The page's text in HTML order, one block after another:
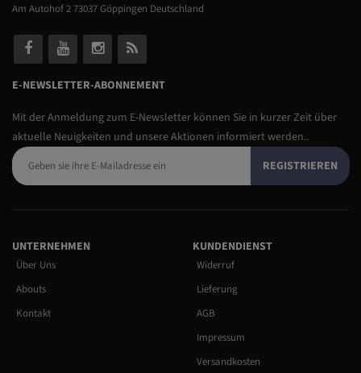
Am Autohof 2 73037 Göppingen Deutschland
E-NEWSLETTER-ABONNEMENT
Mit der Anmeldung zum E-Newsletter können Sie in kurzer Zeit über
aktuelle Neuigkeiten und unsere Aktionen informiert werden..
REGISTRIEREN
UNTERNEHMEN
Über Uns
Abouts
Kontakt
KUNDENDIENST
Widerruf
Lieferung
AGB
Impressum
Versandkosten